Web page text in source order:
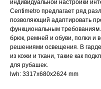
индивидуальной настройки
Centimetro предлагает ряд
позволяющий адаптировать
функциональным
брюк, ремней и обуви, полки и
решениями освещения. В
из кожи и ткани, такие как
для рубашек.
lwh: 3317x680x2624 mm